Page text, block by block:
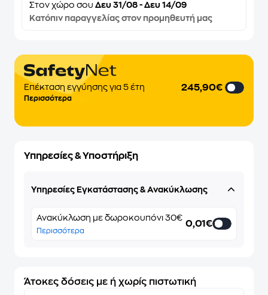
Στον χώρο σου Δευ 31/08 - Δευ 14/09
Κατόπιν παραγγελίας στον προμηθευτή μας
Επέκταση εγγύησης για 5 έτη
Περισσότερα
245,90€
Υπηρεσίες & Υποστήριξη
Υπηρεσίες Εγκατάστασης & Ανακύκλωσης
Ανακύκλωση με δωροκουπόνι 30€
Περισσότερα
0,01€
Άτοκες δόσεις με ή χωρίς πιστωτική